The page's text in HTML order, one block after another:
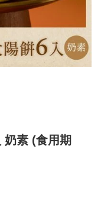
素 (食用期